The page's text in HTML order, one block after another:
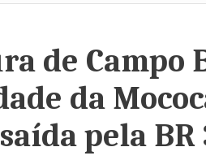
de Campo
da
pela BR